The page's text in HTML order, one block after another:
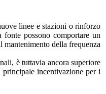
linee e stazioni o rinforzo
possono comportare un
della frequenza
è tuttavia ancora superiore
incentivazione per i